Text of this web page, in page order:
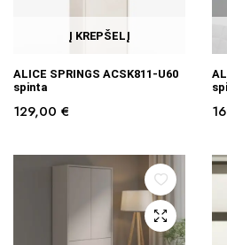
Į KREPŠELĮ
ALICE SPRINGS ACSK811-U60
spinta
129,00 €